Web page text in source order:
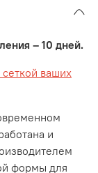
– 10 дней.
ваших
и
формы для